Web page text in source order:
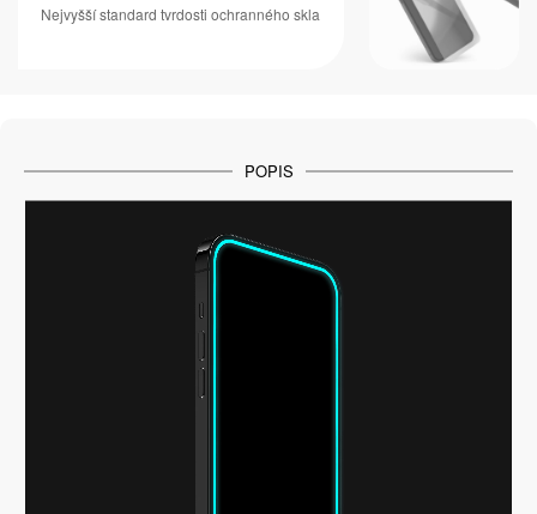
Nejvyšší standard tvrdosti ochranného skla
POPIS